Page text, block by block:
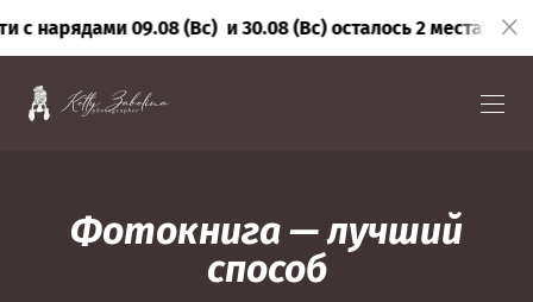
09.08 (Вс) и 30.08 (Вс) осталось 2 места!
Фотокнига — лучший
способ